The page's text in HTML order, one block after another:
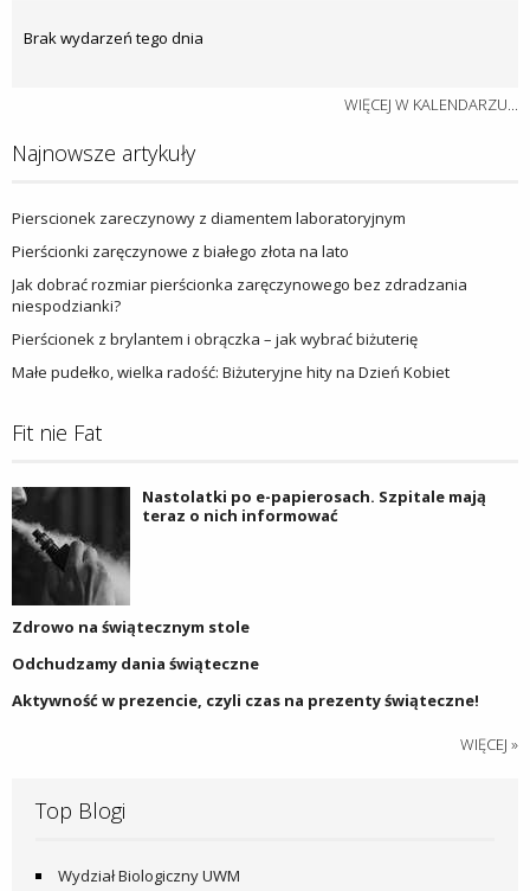
Brak wydarzeń tego dnia
WIĘCEJ W KALENDARZU...
Najnowsze artykuły
Pierscionek zareczynowy z diamentem laboratoryjnym
Pierścionki zaręczynowe z białego złota na lato
Jak dobrać rozmiar pierścionka zaręczynowego bez zdradzania
niespodzianki?
Pierścionek z brylantem i obrączka – jak wybrać biżuterię
Małe pudełko, wielka radość: Biżuteryjne hity na Dzień Kobiet
Fit nie Fat
Nastolatki po e-papierosach. Szpitale mają
teraz o nich informować
Zdrowo na świątecznym stole
Odchudzamy dania świąteczne
Aktywność w prezencie, czyli czas na prezenty świąteczne!
WIĘCEJ »
Top Blogi
Wydział Biologiczny UWM